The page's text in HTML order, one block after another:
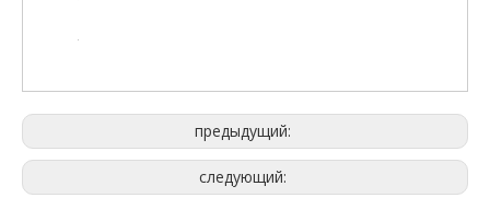
предыдущий:
следующий: